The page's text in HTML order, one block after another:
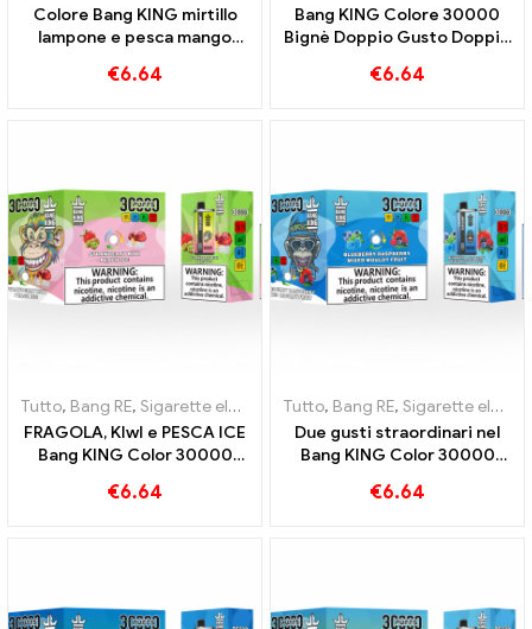
Colore Bang KING mirtillo
lampone e pesca mango
SIGARETTE ELETTRONICHE
€6.64
Bang KING Colore 30000
Bignè Doppio Gusto Doppio
e Lampone Mela Acida
€6.64
Tutto, Bang RE, Sigarette elettroniche usa e getta Lituania ,
FRAGOLA, KIwI e PESCA ICE
Bang KING Color 30000
Getta Puffs - Doppio Gusto
€6.64
Tutto, Bang RE, Sigarette elettroniche usa e getta Lituania
Due gusti straordinari nel
Bang KING Color 30000
Lamponi Misti e Frutta
€6.64